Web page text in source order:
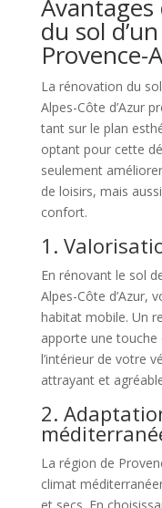
du sol
Provence-
La rénovation du
Alpes-Côte d’Azur
tant sur le plan
optant pour cette
seulement
de loisirs, mais
confort.
1.
En rénovant le sol
Alpes-Côte d’Azur,
habitat mobile. Un
apporte une
l’intérieur de votre
attrayant et
2.
La région de
climat